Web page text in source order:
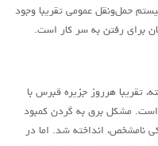
حمل‌ونقل عمومی تقریبا وجود
برای رفتن به سر کار است.
تقریبا هرروز جزیره قبرس با
است. مشکل برق به گردن کمبود
نامشخص، انداخته شد. اما در